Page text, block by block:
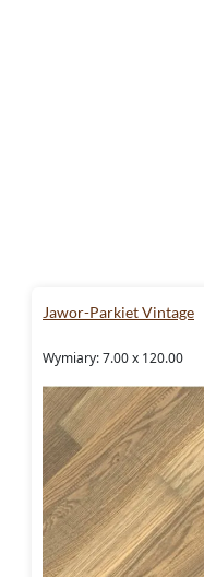
Jawor-Parkiet Vintage
Wymiary: 7.00 x 120.00